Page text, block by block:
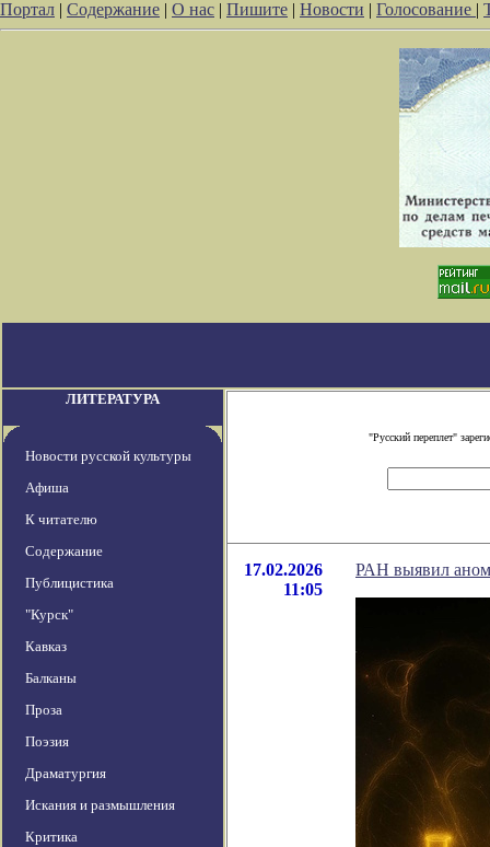
Портал | Содержание | О нас | Пишите | Новости | Голосование |
ЛИТЕРАТУРА
Новости русской культуры
Афиша
К читателю
Содержание
Публицистика
"Курск"
Кавказ
Балканы
Проза
Поэзия
Драматургия
Искания и размышления
Критика
"Русский переплет"
17.02.2026
11:05
РАН выявил